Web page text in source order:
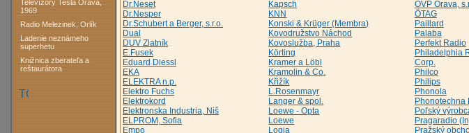
Televízory Tesla Orava,
1969
Radio Melezinek, Orlík
Ladenie neznámeho
superhetu
Knižnica zberateľa a
reštaurátora
Dr.Neset
Dr.Nesper
Dr.Schubert a Berger, s.r.o.
Dual
DUV Zlatník
E.Fusek
Eduard Diessl
EKA
ELEKTRA n.p.
Elektro Fuchs
Elektrokord
Elektronska Industria, Niš
ELPROM, Sofia
Empo
Kapsch
KNN
Konski & Krüger (Membra)
Kovodružstvo Náchod
Kovoslužba, Praha
Körting
Kramer a Löbl
Kramolin & Co.
Křižík
L.Rosenmayr
Langer & spol.
Loewe - Opta
Loewe
Logia
OVP Orava,
ÖTAG
Paillard
Palaba
Perfekt Radio
Philadelphia
Corp.
Philco
Philips
Phonola
Phonotechna
Poľský
Pragaradio
Pražský